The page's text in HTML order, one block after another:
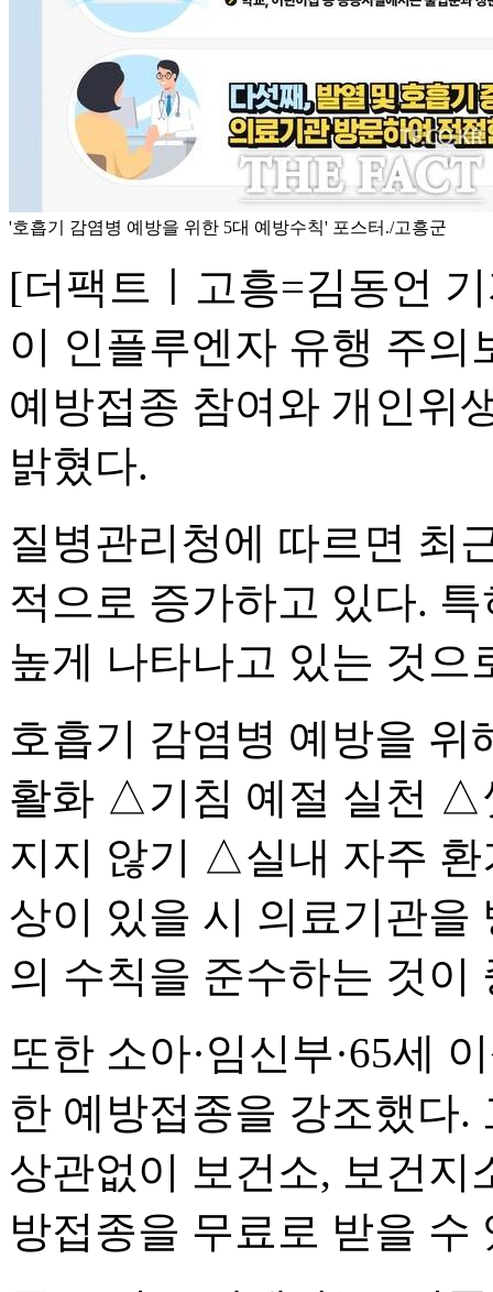
'호흡기 감염병 예방을 위한 5대 예방수칙' 포스터./고흥군
[더팩트ㅣ고흥=김동언
이 인플루엔자 유행 주
예방접종 참여와 개인위
밝혔다.
질병관리청에 따르면 최
적으로 증가하고 있다.
높게 나타나고 있는 것으
호흡기 감염병 예방을
활화 △기침 예절 실천 △
지지 않기 △실내 자주
상이 있을 시 의료기관을
의 수칙을 준수하는 것이
또한 소아·임신부·65세
한 예방접종을 강조했다.
상관없이 보건소, 보건지
방접종을 무료로 받을 수